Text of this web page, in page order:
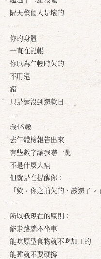
隔天整個人是壞的
---
你的身體
一直在記帳
你以為年輕時欠的
不用還
錯
只是還沒到還款日
---
我46歲
去年體檢報告出來
有些數字讓我嚇一跳
不是什麼大病
但就是在提醒你：
「欸，你之前欠的，該還了。」
---
所以我現在的原則：
能走路就不坐車
能吃原型食物就不吃加工的
能睡就不要硬撐